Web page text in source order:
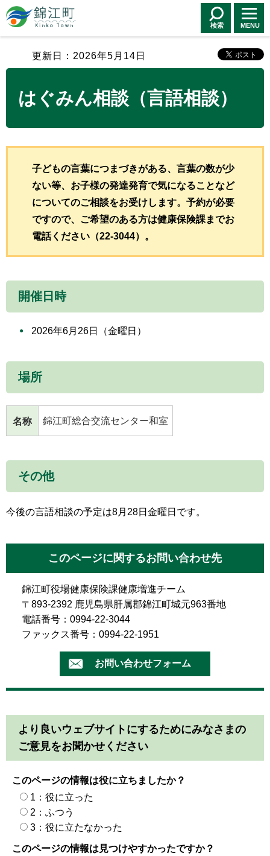
錦江町 Kinko
Town
検索 MENU
更新日：2026年5月14日
はぐみん相談（言語相談）
子どもの言葉につまづきがある、言葉の数が少
ない等、お子様の発達発育で気になることなど
についてのご相談をお受けします。予約が必要
ですので、ご希望のある方は健康保険課までお
電話ください（22-3044）。
開催日時
2026年6月26日（金曜日）
場所
名称 錦江町総合交流センター和室
その他
今後の言語相談の予定は8月28日金曜日です。
このページに関するお問い合わせ先
錦江町役場健康保険課健康増進チーム
〒893-2392 鹿児島県肝属郡錦江町城元963番地
電話番号：0994-22-3044
ファックス番号：0994-22-1951
より良いウェブサイトにするためにみなさまの
ご意見をお聞かせください
このページの情報は役に立ちましたか？
1：役に立った
2：ふつう
3：役に立たなかった
このページの情報は見つけやすかったですか？